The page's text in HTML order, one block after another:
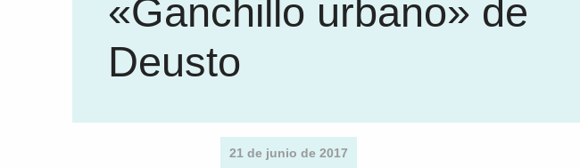
«Ganchillo urbano» de
Deusto
21 de junio de 2017